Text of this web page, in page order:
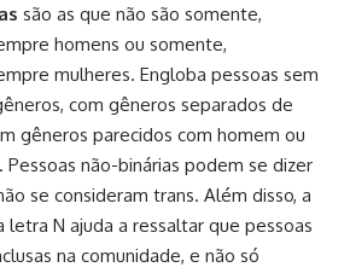
são as que não são somente,
homens ou somente,
mulheres. Engloba pessoas sem
com gêneros separados de
gêneros parecidos com homem ou
não-binárias podem se dizer
se consideram trans. Além disso, a
letra N ajuda a ressaltar que pessoas
na comunidade, e não só